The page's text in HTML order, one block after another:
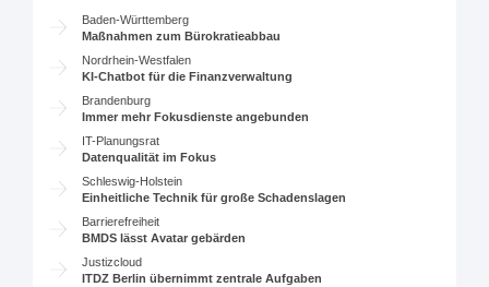
Baden-Württemberg
Maßnahmen zum Bürokratieabbau
Nordrhein-Westfalen
KI-Chatbot für die Finanzverwaltung
Brandenburg
Immer mehr Fokusdienste angebunden
IT-Planungsrat
Datenqualität im Fokus
Schleswig-Holstein
Einheitliche Technik für große Schadenslagen
Barrierefreiheit
BMDS lässt Avatar gebärden
Justizcloud
ITDZ Berlin übernimmt zentrale Aufgaben